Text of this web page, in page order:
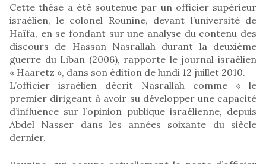
Cette thèse a été soutenue par un officier supérieur
israélien, le colonel Rounine, devant l’université de
Haïfa, en se fondant sur une analyse du contenu des
discours de Hassan Nasrallah durant la deuxième
guerre du Liban (2006), rapporte le journal israélien
« Haaretz », dans son édition de lundi 12 juillet 2010.
L’officier israélien décrit Nasrallah comme « le
premier dirigeant à avoir su développer une capacité
d’influence sur l’opinion publique israélienne, depuis
Abdel Nasser dans les années soixante du siècle
dernier.